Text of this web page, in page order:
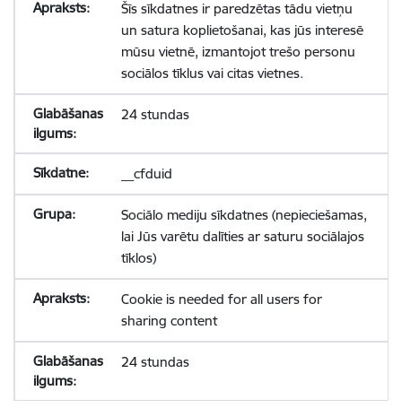
Šīs sīkdatnes ir paredzētas tādu vietņu
un satura koplietošanai, kas jūs interesē
mūsu vietnē, izmantojot trešo personu
sociālos tīklus vai citas vietnes.
24 stundas
__cfduid
Sociālo mediju sīkdatnes (nepieciešamas,
lai Jūs varētu dalīties ar saturu sociālajos
tīklos)
Cookie is needed for all users for
sharing content
24 stundas